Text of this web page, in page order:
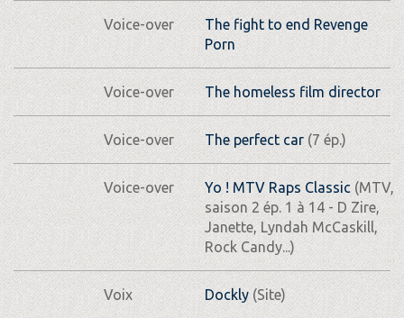
Voice-over
The fight to end Revenge
Porn
Voice-over The homeless film director
Voice-over The perfect car(7 ép.)
Voice-over Yo ! MTV Raps Classic(MTV,
saison 2 ép. 1 à 14 - D Zire,
Janette, Lyndah McCaskill,
Rock Candy...)
Voix Dockly(Site)